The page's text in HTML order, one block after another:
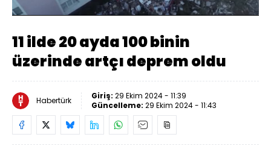
Sesi
Aç
Oynatma
Hızı
11 ilde 20 ayda 100 binin
üzerinde artçı deprem oldu
Habertürk Giriş: 29 Ekim 2024 - 11:39
Güncelleme: 29 Ekim 2024 - 11:43